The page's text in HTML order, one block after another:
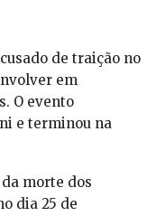
de traição no
em
O evento
e terminou na
morte dos
dia 25 de